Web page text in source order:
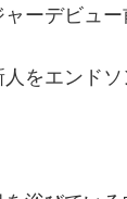
ーデビュ
をエンド